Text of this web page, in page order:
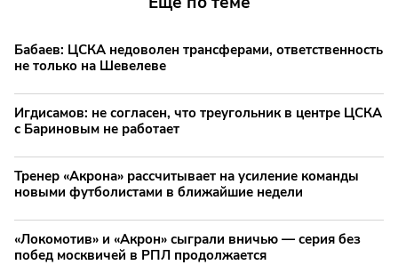
Бабаев: ЦСКА недоволен трансферами, ответственность
не только на Шевелеве
Игдисамов: не согласен, что треугольник в центре ЦСКА
с Бариновым не работает
Тренер «Акрона» рассчитывает на усиление команды
новыми футболистами в ближайшие недели
«Локомотив» и «Акрон» сыграли вничью — серия без
побед москвичей в РПЛ продолжается